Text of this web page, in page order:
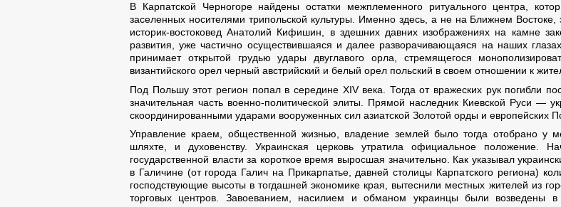
В Карпатской Черногоре найдены остатки межплеменного ритуального центра,
заселенных носителями трипольской культуры. Именно здесь, а не на Ближнем Востоке,
историк-востоковед Анатолий Кифишин, в здешних давних изображениях на камне
развития, уже частично осуществившаяся и далее разворачивающаяся на наших
принимает открытой грудью удары двуглавого орла, стремящегося
византийского орел черный австрийский и белый орел польский в своем отношении к
Под Польшу этот регион попал в середине ХIV века. Тогда от вражеских рук погибли
значительная часть военно-политической элиты. Прямой наследник Киевской Руси —
скоординированными ударами вооруженных сил азиатской Золотой орды и европейских
Управление краем, общественной жизнью, владение землей было тогда отобрано у
шляхте, и духовенству. Украинская церковь утратила официальное положение.
государственной власти за короткое время выросшая значительно. Как указывал
в Галичине (от города Галич на Прикарпатье, давней столицы Карпатского региона)
господствующие высоты в тогдашней экономике края, вытеснили местных жителей из
торговых центров. Завоеванием, насилием и обманом украинцы были возведены в